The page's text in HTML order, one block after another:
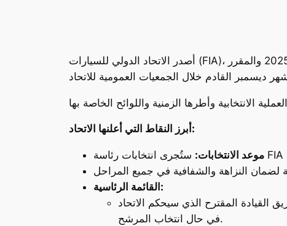
أصدر الاتحاد الدولي للسيارات (FIA)، الذي يعد نادي السيارات والرحلات المصري عضواً فاعلاً فيه، إعلانات مهمة تتعلق بـ انتخابات رئاسة الاتحاد لعام 2025 والمقرر
أبرز النقاط التي أعلنها الاتحاد:
موعد الانتخابات:
القائمة الرئاسية:
المقترح الذي سيحكم الاتحاد
في حال انتخاب المرشح.